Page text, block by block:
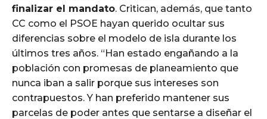
finalizar el mandato. Critican, además, que tanto
CC como el PSOE hayan querido ocultar sus
diferencias sobre el modelo de isla durante los
últimos tres años. “Han estado engañando a la
población con promesas de planeamiento que
nunca iban a salir porque sus intereses son
contrapuestos. Y han preferido mantener sus
parcelas de poder antes que sentarse a diseñar el